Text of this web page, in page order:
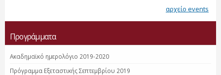
αρχείο events
Προγράμματα
Ακαδημαϊκό ημερολόγιο 2019-2020
Πρόγραμμα Εξεταστικής Σεπτεμβρίου 2019